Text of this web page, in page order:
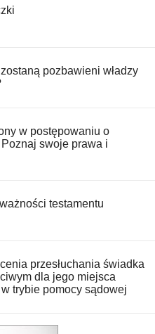
pozbawieni władzy
w postępowaniu o
swoje prawa i
testamentu
przesłuchania świadka
dla jego miejsca
trybie pomocy sądowej